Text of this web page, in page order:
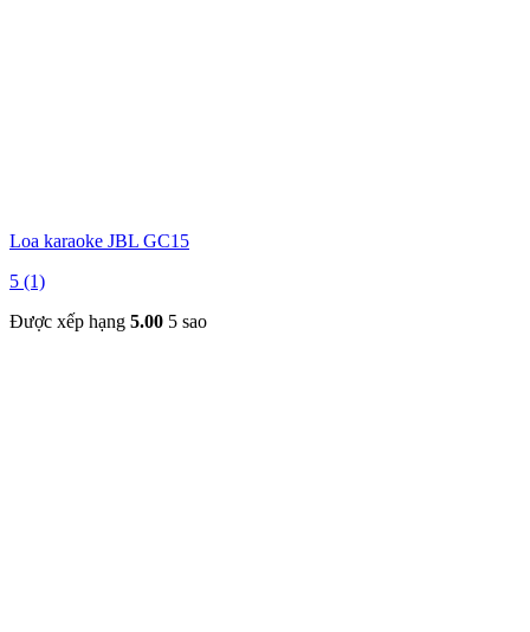
Loa karaoke JBL GC15
5 (1)
Được xếp hạng 5.00 5 sao